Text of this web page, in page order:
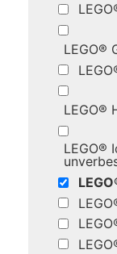
LEGO®
LEGO®
LEGO®